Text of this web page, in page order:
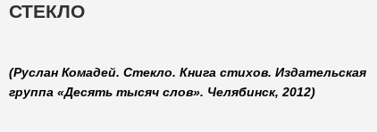
СТЕКЛО
(Руслан Комадей. Стекло. Книга стихов. Издательская
группа «Десять тысяч слов». Челябинск, 2012)